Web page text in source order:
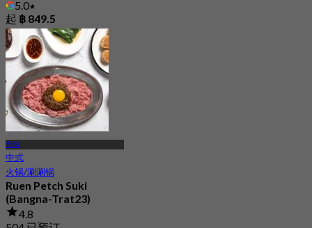
5.0
起 ฿ 849.5
邦纳
中式
火锅/涮涮锅
Ruen Petch Suki
(Bangna-Trat23)
4.8